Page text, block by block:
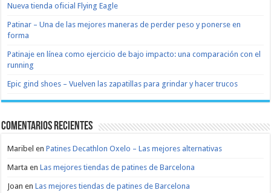
Nueva tienda oficial Flying Eagle
Patinar – Una de las mejores maneras de perder peso y ponerse en
forma
Patinaje en línea como ejercicio de bajo impacto: una comparación con el
running
Epic gind shoes – Vuelven las zapatillas para grindar y hacer trucos
Comentarios recientes
Maribel enPatines Decathlon Oxelo – Las mejores alternativas
Marta enLas mejores tiendas de patines de Barcelona
Joan enLas mejores tiendas de patines de Barcelona